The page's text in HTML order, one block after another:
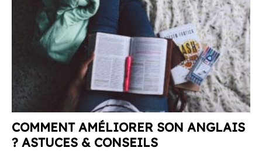
COMMENT AMÉLIORER SON ANGLAIS
? ASTUCES & CONSEILS